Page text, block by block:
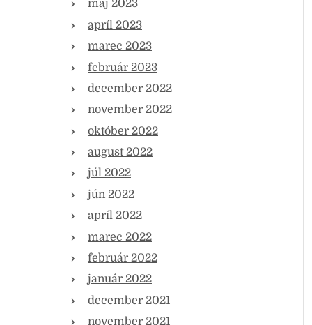
máj 2023
apríl 2023
marec 2023
február 2023
december 2022
november 2022
október 2022
august 2022
júl 2022
jún 2022
apríl 2022
marec 2022
február 2022
január 2022
december 2021
november 2021